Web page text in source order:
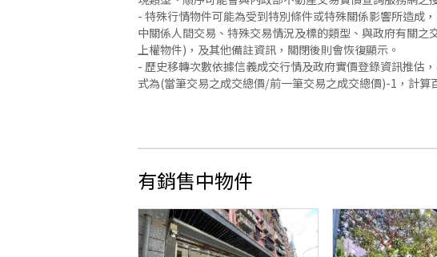
- 特殊行情物件可能為受到特別條件或特殊關係影響所造成
中關係人間交易、特殊交易情況及標的類型、與政府有關
上權物件)，及其他備註資訊，關閉後則會恢復顯示。
- 歷史移轉次數依據信義成交行情及政府實價登錄資訊推估
式為(當筆交易之成交總價/前一筆交易之成交總價)-1，計算
有銷售中物件